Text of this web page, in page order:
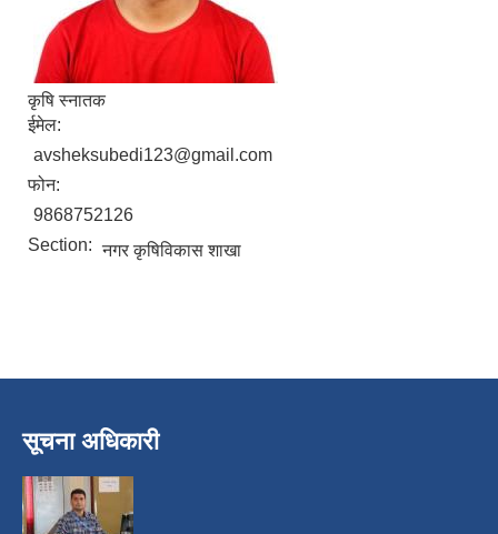
कृषि स्नातक
ईमेल:
avsheksubedi123@gmail.com
फोन:
9868752126
Section: नगर कृषिविकास शाखा
सूचना अधिकारी